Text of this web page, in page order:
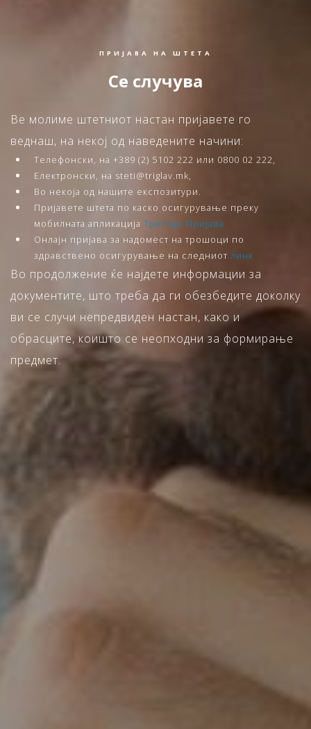
ПРИЈАВА НА ШТЕТА
Се случува
Ве молиме штетниот настан пријавете го
веднаш, на некој од наведените начини:
Телефонски, на +389 (2) 5102 222 или 0800 02 222,
Електронски, на steti@triglav.mk,
Во некоја од нашите експозитури.
Пријавете штета по каско осигурување преку
мобилната апликација Триглав Пријава
Онлајн пријава за надомест на трошоци по
здравствено осигурување на следниот линк
Во продолжение ќе најдете информации за
документите, што треба да ги обезбедите доколку
ви се случи непредвиден настан, како и
обрасците, коишто се неопходни за формирање
предмет.